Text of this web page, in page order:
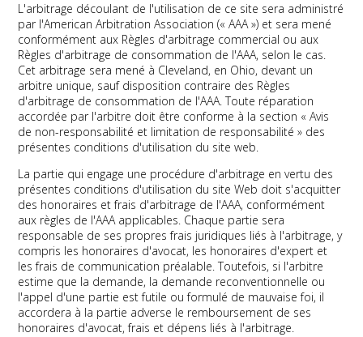
L'arbitrage découlant de l'utilisation de ce site sera administré
par l'American Arbitration Association (« AAA ») et sera mené
conformément aux Règles d'arbitrage commercial ou aux
Règles d'arbitrage de consommation de l'AAA, selon le cas.
Cet arbitrage sera mené à Cleveland, en Ohio, devant un
arbitre unique, sauf disposition contraire des Règles
d'arbitrage de consommation de l'AAA. Toute réparation
accordée par l'arbitre doit être conforme à la section « Avis
de non-responsabilité et limitation de responsabilité » des
présentes conditions d'utilisation du site web.
La partie qui engage une procédure d'arbitrage en vertu des
présentes conditions d'utilisation du site Web doit s'acquitter
des honoraires et frais d'arbitrage de l'AAA, conformément
aux règles de l'AAA applicables. Chaque partie sera
responsable de ses propres frais juridiques liés à l'arbitrage, y
compris les honoraires d'avocat, les honoraires d'expert et
les frais de communication préalable. Toutefois, si l'arbitre
estime que la demande, la demande reconventionnelle ou
l'appel d'une partie est futile ou formulé de mauvaise foi, il
accordera à la partie adverse le remboursement de ses
honoraires d'avocat, frais et dépens liés à l'arbitrage.